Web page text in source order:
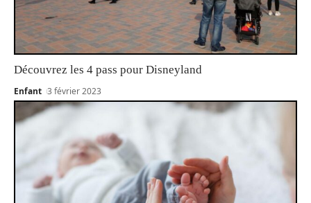
Découvrez les 4 pass pour Disneyland
Enfant 3 février 2023